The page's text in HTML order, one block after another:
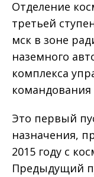
Отделение
третьей
мск в зоне
наземного
комплекса
Это первый
назначения,
2015 году с
Предыдущий